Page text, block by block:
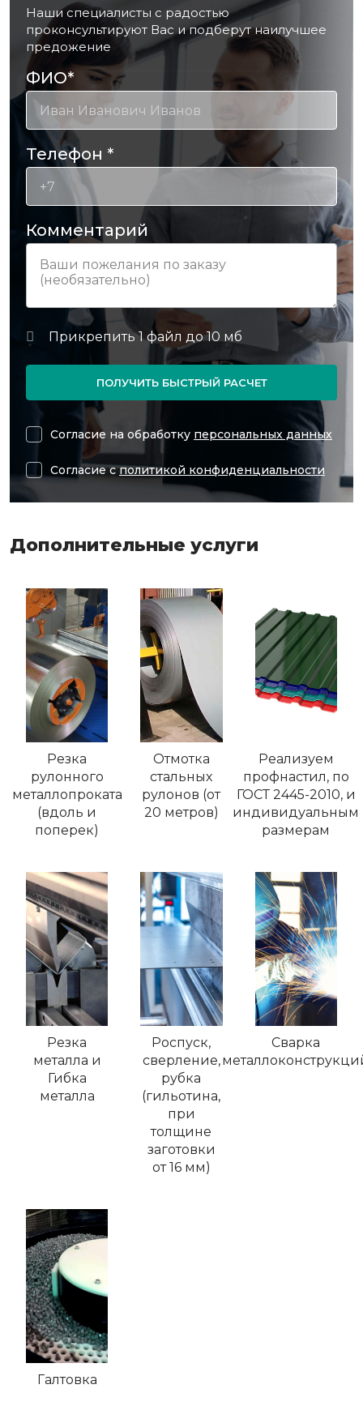
Наши специалисты с радостью
проконсультируют Вас и подберут наилучшее
предожение
ФИО*
Телефон *
Комментарий
ПОЛУЧИТЬ БЫСТРЫЙ РАСЧЕТ
Согласие на обработку персональных данных
Согласие сполитикой конфиденциальности
Дополнительные услуги
Резка
рулонного
металлопроката
(вдоль и
поперек)
Отмотка
стальных
рулонов (от
20 метров)
Реализуем
профнастил, по
ГОСТ 2445-2010, и
индивидуальным
размерам
Резка
металла и
Гибка
металла
Роспуск,
сверление,
рубка
(гильотина,
при
толщине
заготовки
от 16 мм)
Сварка
Галтовка